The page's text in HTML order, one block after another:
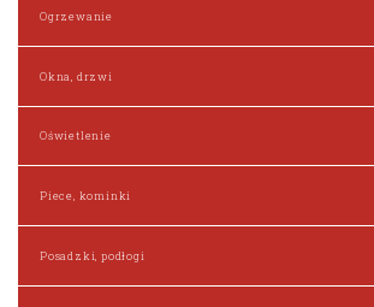
Ogrzewanie
Okna, drzwi
Oświetlenie
Piece, kominki
Posadzki, podłogi